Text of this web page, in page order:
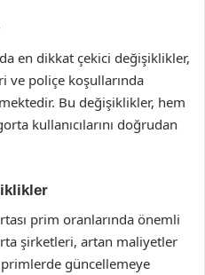
en dikkat çekici değişiklikler,
ve poliçe koşullarında
Bu değişiklikler, hem
kullanıcılarını doğrudan
prim oranlarında önemli
şirketleri, artan maliyetler
güncellemeye